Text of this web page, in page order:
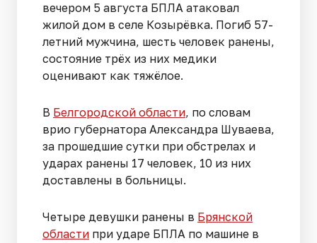
вечером 5 августа БПЛА атаковал
жилой дом в селе Козырёвка. Погиб 57-
летний мужчина, шесть человек ранены,
состояние трёх из них медики
оценивают как тяжёлое.
В Белгородской области, по словам
врио губернатора Александра Шуваева,
за прошедшие сутки при обстрелах и
ударах ранены 17 человек, 10 из них
доставлены в больницы.
Четыре девушки ранены в Брянской
области при ударе БПЛА по машине в